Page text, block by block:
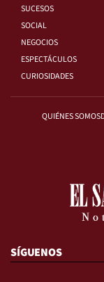
SUCESOS
SOCIAL
NEGOCIOS
ESPECTÁCULOS
CURIOSIDADES
QUIÉNES SOMOS
SÍGUENOS